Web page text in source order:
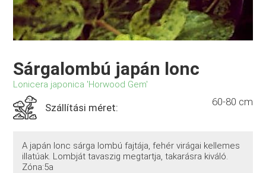
Sárgalombú japán lonc
Lonicera japonica 'Horwood Gem'
Szállítási méret: 60-80 cm
A japán lonc sárga lombú fajtája, fehér virágai kellemes
illatúak. Lombját tavaszig megtartja, takarásra kiváló.
Zóna:5a